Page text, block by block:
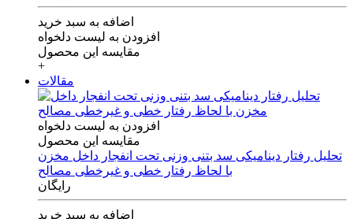
اضافه به سبد خرید
افزودن به لیست دلخواه
مقایسه این محصول
+
مقالات
افزودن به لیست دلخواه
مقایسه این محصول
تحلیل رفتار دینامیکی سد بتنی وزنی تحت انفجار داخل مخزن
با لحاظ رفتار خطی و غیرخطی مصالح
رایگان
اضافه به سبد خرید